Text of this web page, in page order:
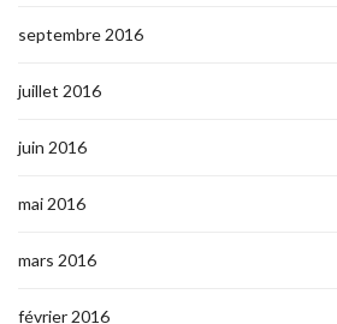
septembre 2016
juillet 2016
juin 2016
mai 2016
mars 2016
février 2016